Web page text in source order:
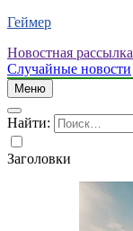
Геймер
Новостная рассылка
Случайные новости
Меню
Найти:
Заголовки